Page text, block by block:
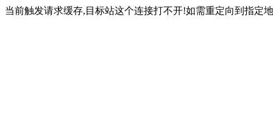
当前触发请求缓存,目标站这个连接打不开!如需重定向到指定